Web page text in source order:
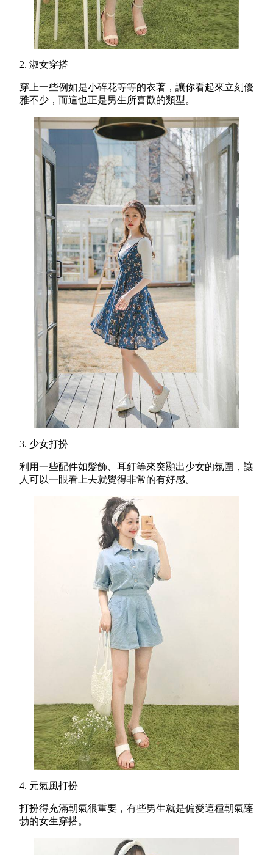
2. 淑女穿搭
穿上一些例如是小碎花等等的衣著，讓你看起來立刻優
雅不少，而這也正是男生所喜歡的類型。
3. 少女打扮
利用一些配件如髮飾、耳釘等來突顯出少女的氛圍，讓
人可以一眼看上去就覺得非常的有好感。
4. 元氣風打扮
打扮得充滿朝氣很重要，有些男生就是偏愛這種朝氣蓬
勃的女生穿搭。